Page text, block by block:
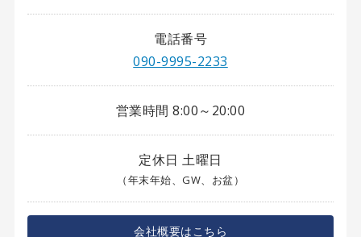
電話番号
090-9995-2233
営業時間 8:00～20:00
定休日 土曜日
（年末年始、GW、お盆）
会社概要はこちら